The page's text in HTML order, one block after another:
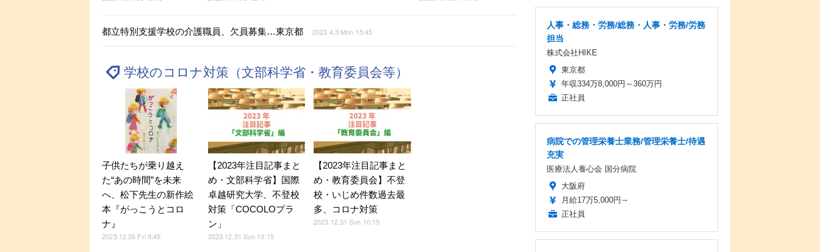
都立特別支援学校の介護職員、欠員募集…東京都 2023.4.3 Mon 15:45
学校のコロナ対策（文部科学省・教育委員会等）
子供たちが乗り越え
た“あの時間”を未来
へ、松下先生の新作絵
本『がっこうとコロ
ナ』
2025.12.26 Fri 9:45
【2023年注目記事まと
め・文部科学省】国際
卓越研究大学、不登校
対策「COCOLOプラ
ン」
2023.12.31 Sun 13:15
【2023年注目記事まと
め・教育委員会】不登
校・いじめ件数過去最
多、コロナ対策
2023.12.31 Sun 10:15
人事・総務・労務/総務・人事・労務/労務
担当
株式会社HIKE
東京都
年収334万8,000円～360万円
正社員
病院での管理栄養士業務/管理栄養士/待遇
充実
医療法人養心会 国分病院
大阪府
月給17万5,000円～
正社員